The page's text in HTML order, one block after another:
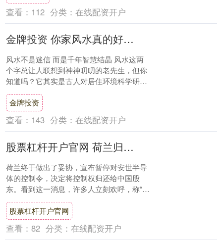
查看： 112 分类： 在线配资开户
金牌投资 你家风水真的好吗？这些住宅风水常识让你秒变家居达人！
风水不是迷信 而是千年智慧结晶 风水这两
个字总让人联想到神神叨叨的老先生，但你
知道吗？它其实是古人对居住环境科学研究
的智慧总结！从采光通风到空间布局，老祖
宗早就....
金牌投资
查看： 143 分类： 在线配资开户
股票杠杆开户官网 荷兰归还安世控制权，是被逼无奈还是缓兵之计？
荷兰终于做出了妥协，宣布暂停对安世半导
体的控制令，决定将控制权归还给中国股
东。看到这一消息，许多人立刻欢呼，称“中
国的实力终于得到了认可”，“荷兰服软了”。
评论....
股票杠杆开户官网
查看： 82 分类： 在线配资开户